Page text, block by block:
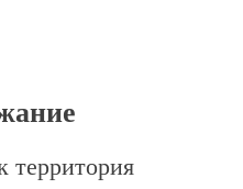
территория